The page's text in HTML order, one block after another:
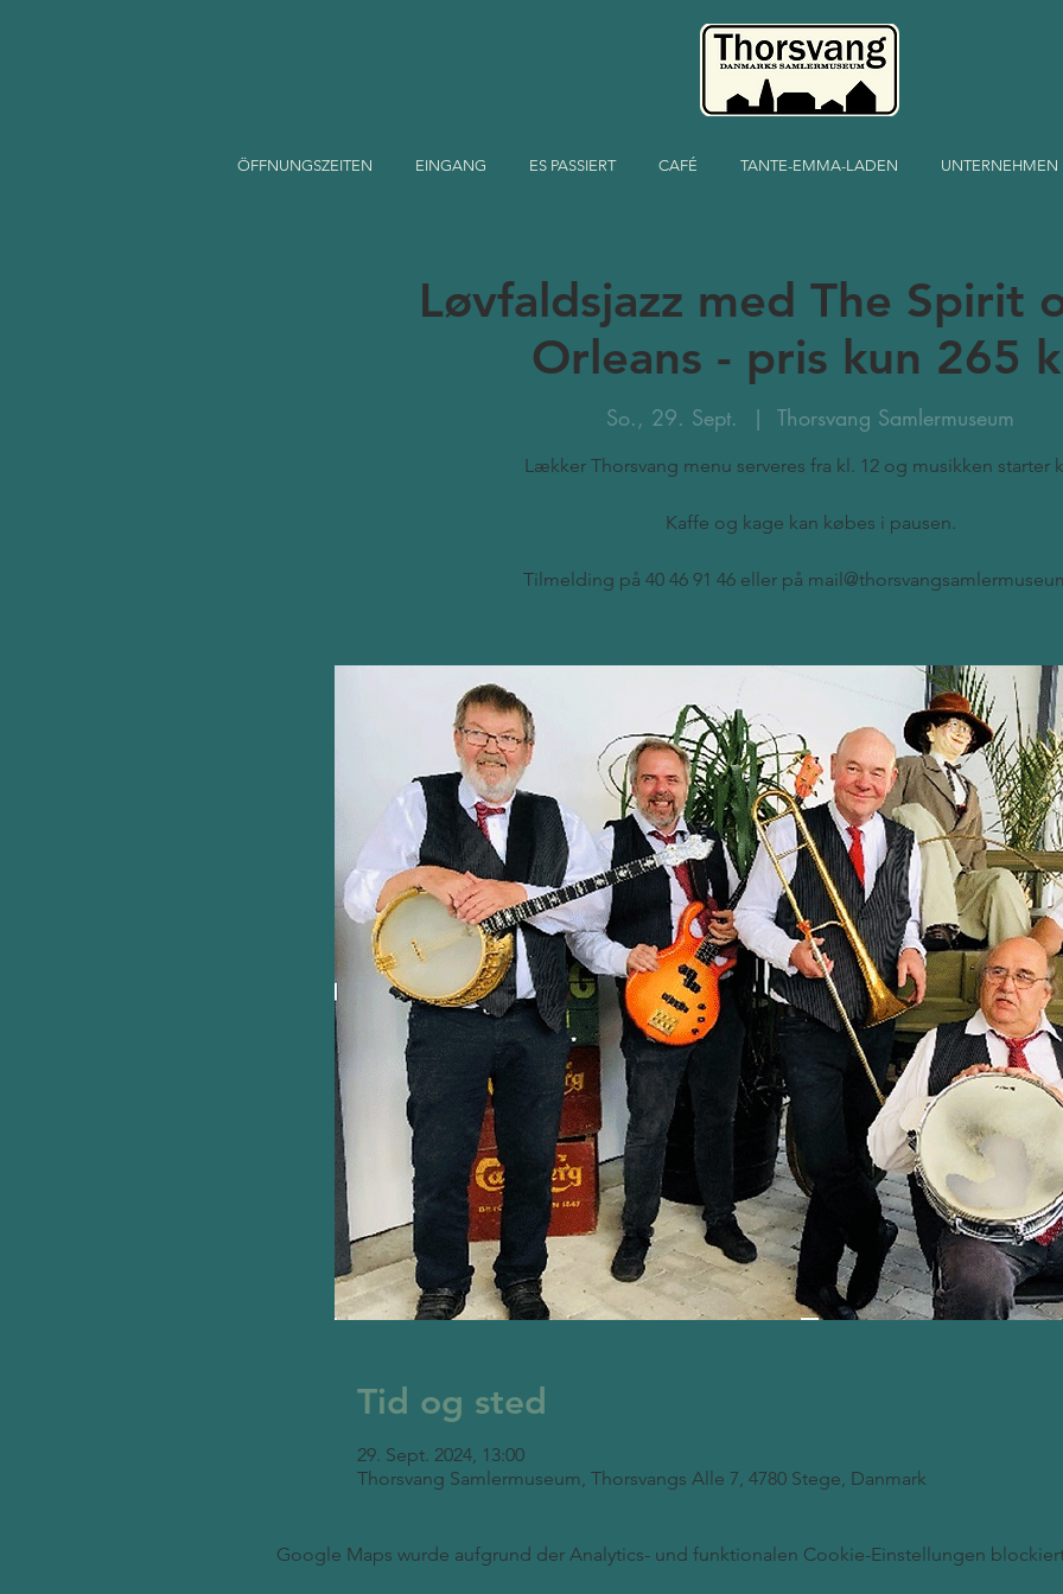
ÖFFNUNGSZEITEN EINGANG ES PASSIERT CAFÉ TANTE-EMMA-LADEN UNTERNEHMEN
Løvfaldsjazz med The Spirit
Orleans - pris kun 265
So., 29. Sept.
  |
Thorsvang Samlermuseum
Lækker Thorsvang menu serveres fra kl. 12 og musikken starter
Kaffe og kage kan købes i pausen.
Tilmelding på 40 46 91 46 eller på
Tid og sted
29. Sept. 2024, 13:00
Thorsvang Samlermuseum, Thorsvangs Alle 7, 4780 Stege, Danmark
Google Maps wurde aufgrund der Analytics- und funktionalen Cookie-Einstellungen